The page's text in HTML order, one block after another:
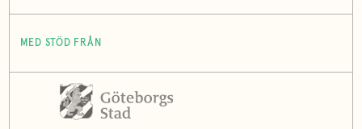
MED STÖD FRÅN